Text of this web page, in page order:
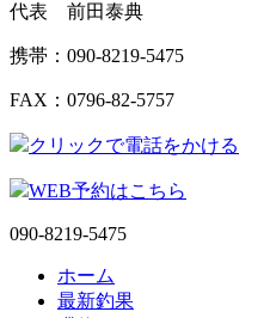
代表 前田泰典
携帯：090-8219-5475
FAX：0796-82-5757
クリックで電話をかける
WEB予約はこちら
090-8219-5475
ホーム
最新釣果